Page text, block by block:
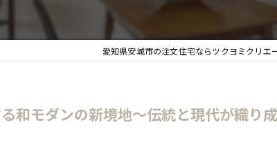
愛知県安城市の注文住宅ならツクヨミクリエ
和モダンの新境地〜伝統と現代が織り